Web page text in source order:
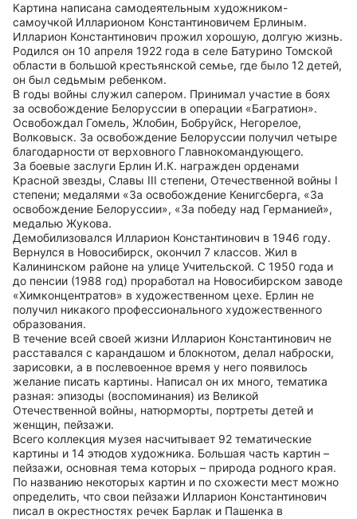
Картина написана самодеятельным художником-
самоучкой Илларионом Константиновичем Ерлиным.
Илларион Константинович прожил хорошую, долгую жизнь.
Родился он 10 апреля 1922 года в селе Батурино Томской
области в большой крестьянской семье, где было 12 детей,
он был седьмым ребенком.
В годы войны служил сапером. Принимал участие в боях
за освобождение Белоруссии в операции «Багратион».
Освобождал Гомель, Жлобин, Бобруйск, Негорелое,
Волковыск. За освобождение Белоруссии получил четыре
благодарности от верховного Главнокомандующего.
За боевые заслуги Ерлин И.К. награжден орденами
Красной звезды, Славы III степени, Отечественной войны I
степени; медалями «За освобождение Кенигсберга, «За
освобождение Белоруссии», «За победу над Германией»,
медалью Жукова.
Демобилизовался Илларион Константинович в 1946 году.
Вернулся в Новосибирск, окончил 7 классов. Жил в
Калининском районе на улице Учительской. С 1950 года и
до пенсии (1988 год) проработал на Новосибирском заводе
«Химконцентратов» в художественном цехе. Ерлин не
получил никакого профессионального художественного
образования.
В течение всей своей жизни Илларион Константинович не
расставался с карандашом и блокнотом, делал наброски,
зарисовки, а в послевоенное время у него появилось
желание писать картины. Написал он их много, тематика
разная: эпизоды (воспоминания) из Великой
Отечественной войны, натюрморты, портреты детей и
женщин, пейзажи.
Всего коллекция музея насчитывает 92 тематические
картины и 14 этюдов художника. Большая часть картин –
пейзажи, основная тема которых – природа родного края.
По названию некоторых картин и по схожести мест можно
определить, что свои пейзажи Илларион Константинович
писал в окрестностях речек Барлак и Пашенка в